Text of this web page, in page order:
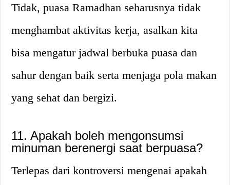
Tidak, puasa Ramadhan seharusnya tidak
menghambat aktivitas kerja, asalkan kita
bisa mengatur jadwal berbuka puasa dan
sahur dengan baik serta menjaga pola makan
yang sehat dan bergizi.
11. Apakah boleh mengonsumsi
minuman berenergi saat berpuasa?
Terlepas dari kontroversi mengenai apakah